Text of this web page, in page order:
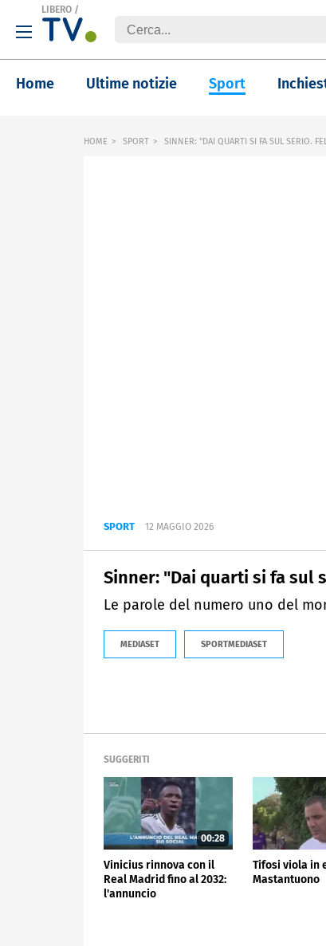
LIBERO /
Home Ultime notizie Sport
HOME SPORT SINNER: "DAI QUARTI SI FA SUL SERIO.
SPORT 12 MAGGIO 2026
Sinner: "Dai quarti si fa sul
Le parole del numero uno del
MEDIASET SPORTMEDIASET
SUGGERITI
00:28
Vinicius rinnova con il
Real Madrid fino al 2032:
l'annuncio
Tifosi viola in
Mastantuono